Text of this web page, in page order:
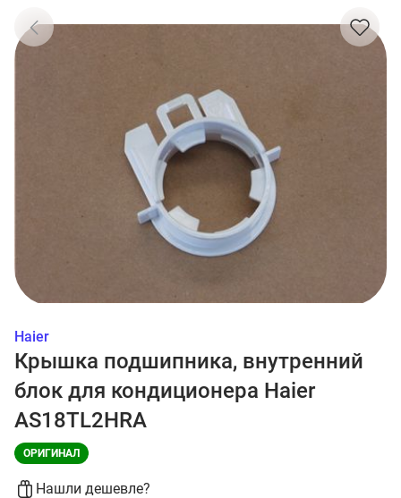
Haier
Крышка подшипника, внутренний
блок для кондиционера Haier
AS18TL2HRA
ОРИГИНАЛ
Нашли дешевле?